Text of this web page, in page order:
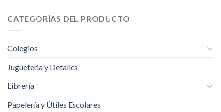
CATEGORÍAS DEL PRODUCTO
Colegios
Jugueteria y Detalles
Librería
Papelería y Útiles Escolares